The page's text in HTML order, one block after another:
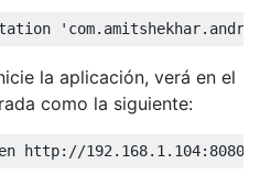
la aplicación, verá en el
como la siguiente:
http: //192.168.1.104:8080